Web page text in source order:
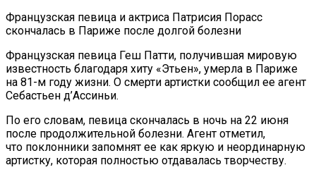
Французская певица и актриса Патрисия Порасс
скончалась в Париже после долгой болезни
Французская певица Геш Патти, получившая мировую
известность благодаря хиту «Этьен», умерла в Париже
на 81-м году жизни. О смерти артистки сообщил ее агент
Себастьен д’Ассиньи.
По его словам, певица скончалась в ночь на 22 июня
после продолжительной болезни. Агент отметил,
что поклонники запомнят ее как яркую и неординарную
артистку, которая полностью отдавалась творчеству.